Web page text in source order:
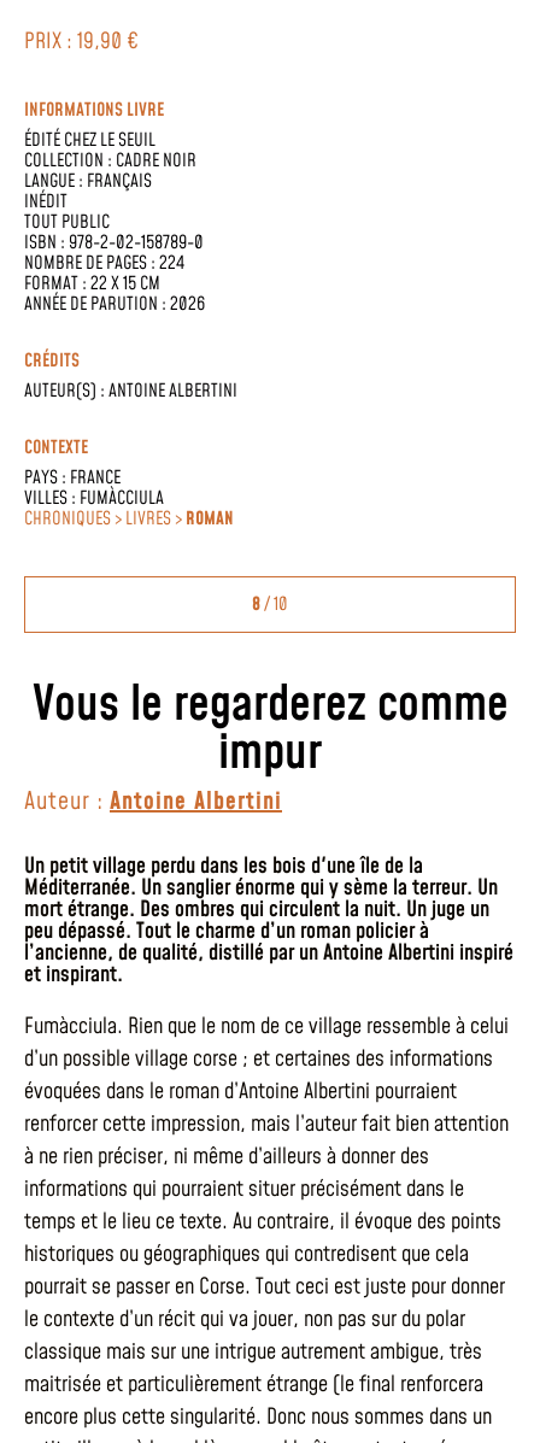
PRIX : 19,90 €
INFORMATIONS LIVRE
ÉDITÉ CHEZLE SEUIL
COLLECTION : CADRE NOIR
LANGUE : FRANÇAIS
INÉDIT
TOUT PUBLIC
ISBN : 978-2-02-158789-0
NOMBRE DE PAGES : 224
FORMAT : 22 X 15 CM
ANNÉE DE PARUTION : 2026
CRÉDITS
AUTEUR(S) :ANTOINE ALBERTINI
CONTEXTE
PAYS : FRANCE
VILLES : FUMÀCCIULA
CHRONIQUES > LIVRES >ROMAN
8/ 10
Vous le regarderez comme
impur
Auteur : Antoine Albertini
Un petit village perdu dans les bois d'une île de la
Méditerranée. Un sanglier énorme qui y sème la terreur. Un
mort étrange. Des ombres qui circulent la nuit. Un juge un
peu dépassé. Tout le charme d’un roman policier à
l’ancienne, de qualité, distillé par un Antoine Albertini inspiré
et inspirant.
Fumàcciula. Rien que le nom de ce village ressemble à celui
d’un possible village corse ; et certaines des informations
évoquées dans le roman d’Antoine Albertini pourraient
renforcer cette impression, mais l’auteur fait bien attention
à ne rien préciser, ni même d’ailleurs à donner des
informations qui pourraient situer précisément dans le
temps et le lieu ce texte. Au contraire, il évoque des points
historiques ou géographiques qui contredisent que cela
pourrait se passer en Corse. Tout ceci est juste pour donner
le contexte d’un récit qui va jouer, non pas sur du polar
classique mais sur une intrigue autrement ambigue, très
maitrisée et particulièrement étrange (le final renforcera
encore plus cette singularité. Donc nous sommes dans un